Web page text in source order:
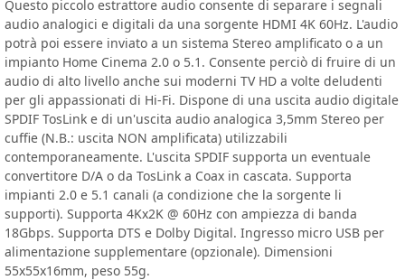
Questo piccolo estrattore audio consente di separare i segnali
audio analogici e digitali da una sorgente HDMI 4K 60Hz. L'audio
potrà poi essere inviato a un sistema Stereo amplificato o a un
impianto Home Cinema 2.0 o 5.1. Consente perciò di fruire di un
audio di alto livello anche sui moderni TV HD a volte deludenti
per gli appassionati di Hi-Fi. Dispone di una uscita audio digitale
SPDIF TosLink e di un'uscita audio analogica 3,5mm Stereo per
cuffie (N.B.: uscita NON amplificata) utilizzabili
contemporaneamente. L'uscita SPDIF supporta un eventuale
convertitore D/A o da TosLink a Coax in cascata. Supporta
impianti 2.0 e 5.1 canali (a condizione che la sorgente li
supporti). Supporta 4Kx2K @ 60Hz con ampiezza di banda
18Gbps. Supporta DTS e Dolby Digital. Ingresso micro USB per
alimentazione supplementare (opzionale). Dimensioni
55x55x16mm, peso 55g.